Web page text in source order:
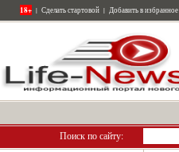
18+ | Сделать стартовой | Добавить в избранное
Поиск по сайту: